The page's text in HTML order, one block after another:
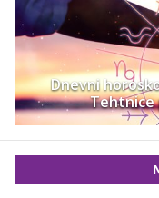
Dnevni
Tehtnice